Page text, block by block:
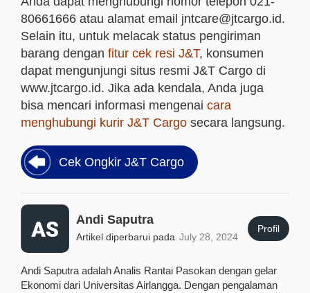
80661666 atau alamat email jntcare@jtcargo.id.
Selain itu, untuk melacak status pengiriman
barang dengan fitur cek resi J&T, konsumen
dapat mengunjungi situs resmi J&T Cargo di
www.jtcargo.id. Jika ada kendala, Anda juga
bisa mencari informasi mengenai cara
menghubungi kurir J&T Cargo secara langsung.
Cek Ongkir J&T Cargo
Andi Saputra
Artikel diperbarui pada July 28, 2024
Profil
Andi Saputra adalah Analis Rantai Pasokan dengan gelar
Ekonomi dari Universitas Airlangga. Dengan pengalaman